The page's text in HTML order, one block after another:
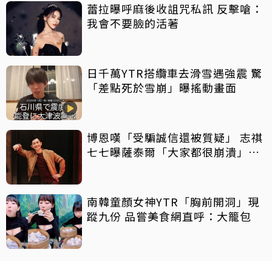
蕾拉曝呼麻後收詛咒私訊 反擊嗆：
我會不要臉的活著
日千萬YTR搭纜車去滑雪遇強震 驚
「差點死於雪崩」曝搖動畫面
博恩嘆「受騙誠信還被質疑」 志祺
七七曝薩泰爾「大家都很崩潰」：
南韓童顏女神YTR「胸前開洞」現
蹤九份 品嘗美食網直呼：大籠包